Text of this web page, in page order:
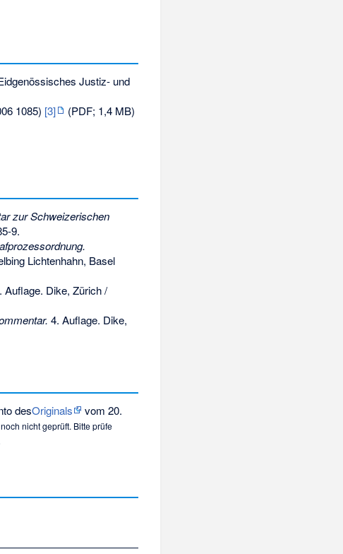
Justiz- und
1085) [3]
(PDF; 1,4 MB)
zur Schweizerischen
9.
Lichtenhahn, Basel
Auflage. Dike, Zürich /
4. Auflage. Dike,
desOriginals
vom 20.
nicht geprüft. Bitte prüfe